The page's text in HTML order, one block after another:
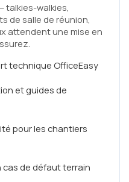
talkies-walkies,
de salle de réunion,
attendent une mise en
technique OfficeEasy
et guides de
pour les chantiers
cas de défaut terrain